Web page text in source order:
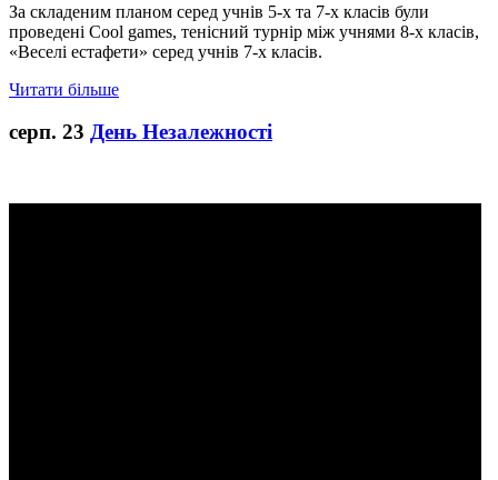
За складеним планом серед учнів 5-х та 7-х класів були
проведені Cool games, тенісний турнір між учнями 8-х класів,
«Веселі естафети» серед учнів 7-х класів.
Читати більше
серп. 23 День Незалежності